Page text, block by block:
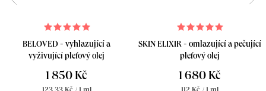
BELOVED - vyhlazující a
vyživující pleťový olej
1 850 Kč
SKIN ELIXIR - omlazující a pečující
pleťový olej
1 680 Kč